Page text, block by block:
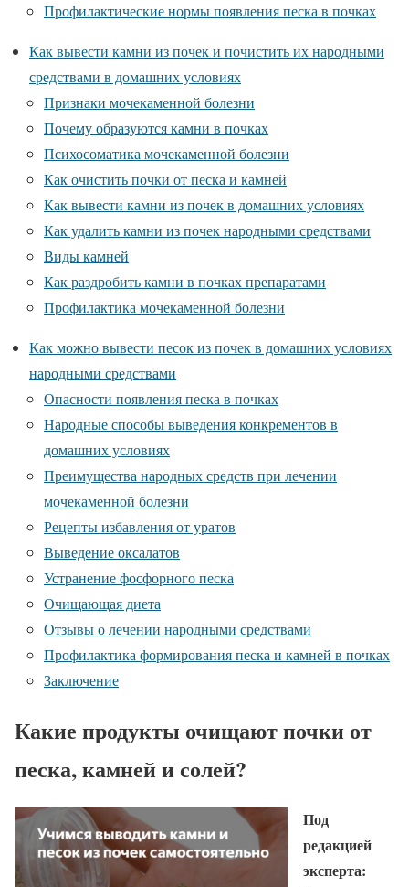
Профилактические нормы появления песка в почках
Как вывести камни из почек и почистить их народными
средствами в домашних условиях
Признаки мочекаменной болезни
Почему образуются камни в почках
Психосоматика мочекаменной болезни
Как очистить почки от песка и камней
Как вывести камни из почек в домашних условиях
Как удалить камни из почек народными средствами
Виды камней
Как раздробить камни в почках препаратами
Профилактика мочекаменной болезни
Как можно вывести песок из почек в домашних условиях
народными средствами
Опасности появления песка в почках
Народные способы выведения конкрементов в
домашних условиях
Преимущества народных средств при лечении
мочекаменной болезни
Рецепты избавления от уратов
Выведение оксалатов
Устранение фосфорного песка
Очищающая диета
Отзывы о лечении народными средствами
Профилактика формирования песка и камней в почках
Заключение
Какие продукты очищают почки от
песка, камней и солей?
Под
редакцией
эксперта: